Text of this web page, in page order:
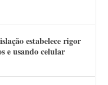
estabelece rigor
e usando celular